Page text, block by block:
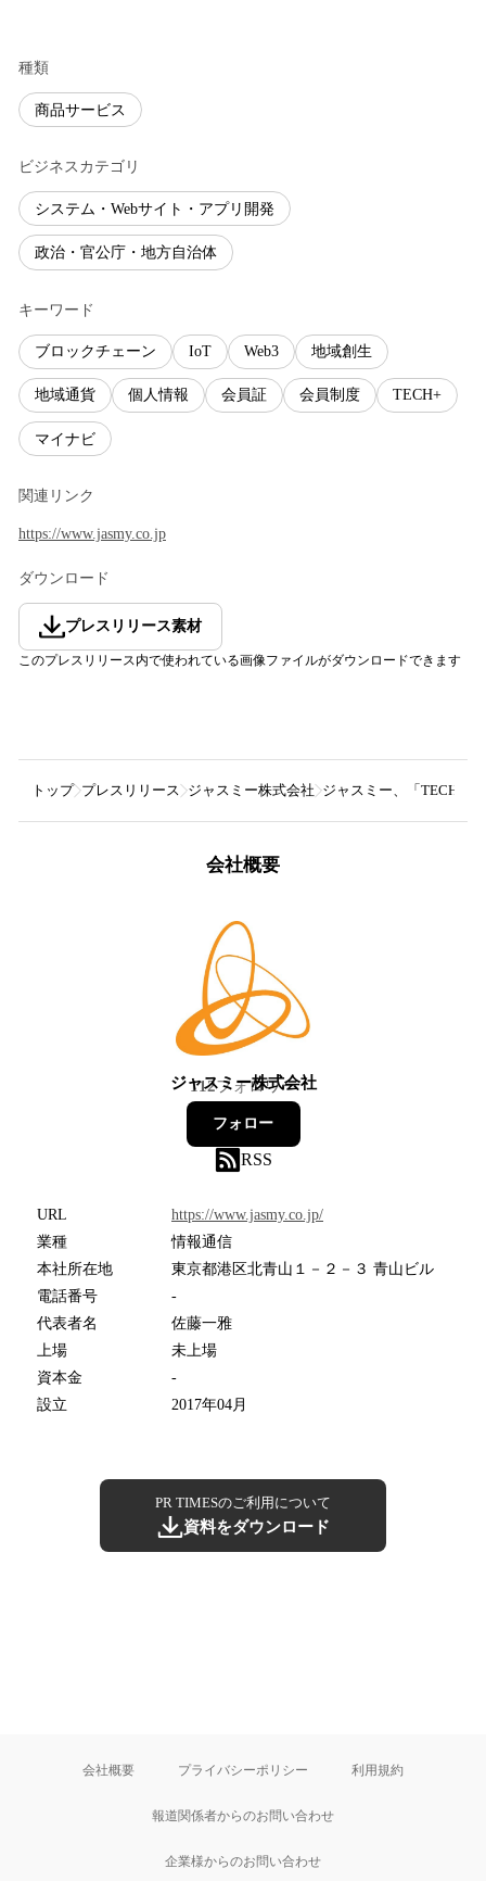
種類
商品サービス
ビジネスカテゴリ
システム・Webサイト・アプリ開発
政治・官公庁・地方自治体
キーワード
ブロックチェーン IoT Web3 地域創生
地域通貨 個人情報 会員証 会員制度 TECH+
マイナビ
関連リンク
https://www.jasmy.co.jp
ダウンロード
プレスリリース素材
このプレスリリース内で使われている画像ファイルがダウンロードできます
トップ プレスリリース ジャスミー株式会社 ジャスミー、「TECH+
会社概要
ジャスミー株式会社
112フォロワー
フォロー
RSS
URL
https://www.jasmy.co.jp/
業種
情報通信
本社所在地
東京都港区北青山１－２－３ 青山ビル
電話番号
-
代表者名
佐藤一雅
上場
未上場
資本金
-
設立
2017年04月
PR TIMESのご利用について
資料をダウンロード
会社概要 プライバシーポリシー 利用規約
報道関係者からのお問い合わせ
企業様からのお問い合わせ